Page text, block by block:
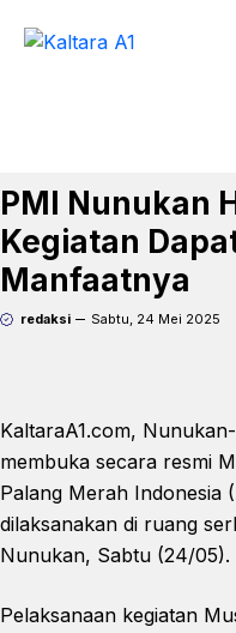
PMI Nunukan
Kegiatan
Manfaatnya
redaksi Sabtu, 24 Mei 2025
KaltaraA1.com,
membuka secara resmi
Palang Merah Indonesia
dilaksanakan di ruang
Nunukan, Sabtu (24/05).
Pelaksanaan kegiatan